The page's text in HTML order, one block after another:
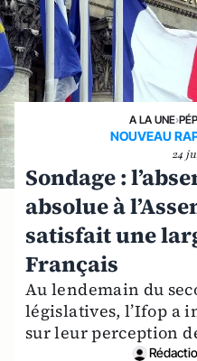
A LA UNE›
NOUVEAU
24
Sondage :
absolue à
satisfait une
Français
Au lendemain du
législatives, l’Ifop a
sur leur perception